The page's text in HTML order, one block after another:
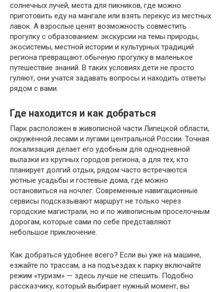
солнечных лучей, места для пикников, где можно
приготовить еду на мангале или взять перекус из местных
лавок. А взрослые ценят возможность совместить
прогулку с образованием: экскурсии на темы природы,
экосистемы, местной истории и культурных традиций
региона превращают обычную прогулку в маленькое
путешествие знаний. В таких условиях дети не просто
гуляют, они учатся задавать вопросы и находить ответы
рядом с вами.
Где находится и как добраться
Парк расположен в живописной части Липецкой области,
окружённой лесами и лугами центральной России. Точная
локализация делает его удобным для однодневной
вылазки из крупных городов региона, а для тех, кто
планирует долгий отдых, рядом часто встречаются
уютные усадьбы и гостевые дома, где можно
остановиться на ночлег. Современные навигационные
сервисы подсказывают маршрут не только через
городские магистрали, но и по живописным проселочным
дорогам, которые сами по себе представляют
небольшое приключение.
Как добраться удобнее всего? Если вы уже на машине,
езжайте по трассам, а на подъездах к парку включайте
режим «туризм» — здесь лучше не спешить. Подобно
рассказчику, который выбирает нужный момент, вы